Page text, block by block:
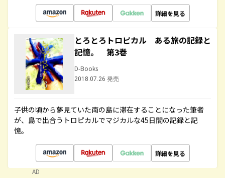
詳細を見る
とろとろトロピカル ある旅の記録と
記憶。 第3巻
D-Books
2018.07.26 発売
子供の頃から夢見ていた南の島に滞在することになった筆者
が、島で出合うトロピカルでマジカルな45日間の記録と記
憶。
詳細を見る
AD